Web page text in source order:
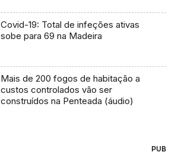
Covid-19: Total de infeções ativas
sobe para 69 na Madeira
Mais de 200 fogos de habitação a
custos controlados vão ser
construídos na Penteada (áudio)
PUB